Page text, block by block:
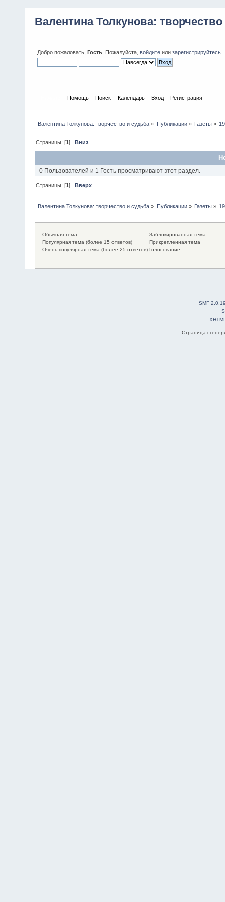
Валентина Толкунова:
Добро пожаловать, Гость . Пожалуйста, войдите или зарегистрируйтесь
Помощь Поиск Календарь Вход Регистрация
Валентина Толкунова: творчество и судьба » Публикации» Газеты»
Страницы: [1]Вниз
0 Пользователей и 1 Гость просматривают этот раздел.
Страницы: [1]Вверх
Валентина Толкунова: творчество и судьба » Публикации» Газеты»
Обычная тема
Популярная тема (более 15 ответов)
Очень популярная тема (более 25 ответов)
Заблокированная тема
Прикрепленная тема
Голосование
SMF
Страница